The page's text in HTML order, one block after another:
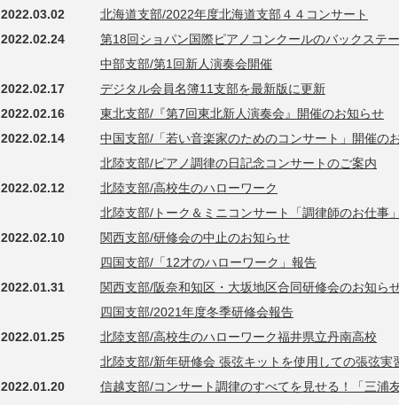
2022.03.02
北海道支部/2022年度北海道支部４４コンサート
2022.02.24
第18回ショパン国際ピアノコンクールのバックステ
中部支部/第1回新人演奏会開催
2022.02.17
デジタル会員名簿11支部を最新版に更新
2022.02.16
東北支部/『第7回東北新人演奏会』開催のお知らせ
2022.02.14
中国支部/「若い音楽家のためのコンサート」開催の
北陸支部/ピアノ調律の日記念コンサートのご案内
2022.02.12
北陸支部/高校生のハローワーク
北陸支部/トーク＆ミニコンサート「調律師のお仕事
2022.02.10
関西支部/研修会の中止のお知らせ
四国支部/「12才のハローワーク」報告
2022.01.31
関西支部/阪奈和知区・大坂地区合同研修会のお知ら
四国支部/2021年度冬季研修会報告
2022.01.25
北陸支部/高校生のハローワーク福井県立丹南高校
北陸支部/新年研修会 張弦キットを使用しての張弦実
2022.01.20
信越支部/コンサート調律のすべてを見せる！「三浦